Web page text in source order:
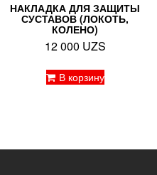
НАКЛАДКА ДЛЯ ЗАЩИТЫ
СУСТАВОВ (ЛОКОТЬ,
КОЛЕНО)
12 000 UZS
В корзину